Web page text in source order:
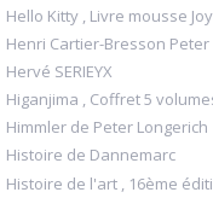
Hello Kitty , Livre mousse
Henri Cartier-Bresson
Hervé SERIEYX
Higanjima , Coffret 5
Himmler de Peter Longerich
Histoire de Dannemarc
Histoire de l'art , 16ème